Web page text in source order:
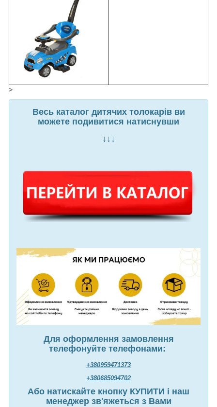
>
Весь каталог дитячих толокарів ви
можете подивитися натиснувши
↓↓↓
Для оформлення замовлення
телефонуйте телефонами:
+380959471373
+380685094702
Або натискайте кнопку КУПИТИ і наш
менеджер зв'яжеться з Вами